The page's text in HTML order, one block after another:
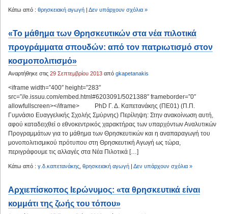
Κάτω από : θρησκειακή αγωγή | Δεν υπάρχουν σχόλια »
«Το μάθημα των Θρησκευτικών στα νέα πιλοτικά
προγράμματα σπουδών: από τον πατριωτισμό στον
κοσμοπολιτισμό»
Αναρτήθηκε στις 29 Σεπτεμβρίου 2013 από gkapetanakis
<iframe width=”400″ height=”283″
src=”//e.issuu.com/embed.html#6203091/5021388″ frameborder=”0″
allowfullscreen></iframe> PhD Γ. Δ. Καπετανάκης (ΠΕ01) (Π.Π.
Γυμνάσιο Ευαγγελικής Σχολής Σμύρνης) Περίληψη: Στην ανακοίνωση αυτή,
αφού καταδειχθεί ο εθνοκεντρικός χαρακτήρας των υπαρχόντων Αναλυτικών
Προγραμμάτων για το μάθημα των Θρησκευτικών και η αναπαραγωγή του
μονοπολιτισμικού πρότυπου στη Θρησκευτική Αγωγή ως τώρα,
περιγράφουμε τις αλλαγές στα Νέα Πιλοτικά […]
Κάτω από : γ.δ.καπετανάκης θρησκειακή αγωγή | Δεν υπάρχουν σχόλια »
Αρχιεπίσκοπος Ιερώνυμος: «τα θρησκευτικά είναι
κομμάτι της ζωής του τόπου»